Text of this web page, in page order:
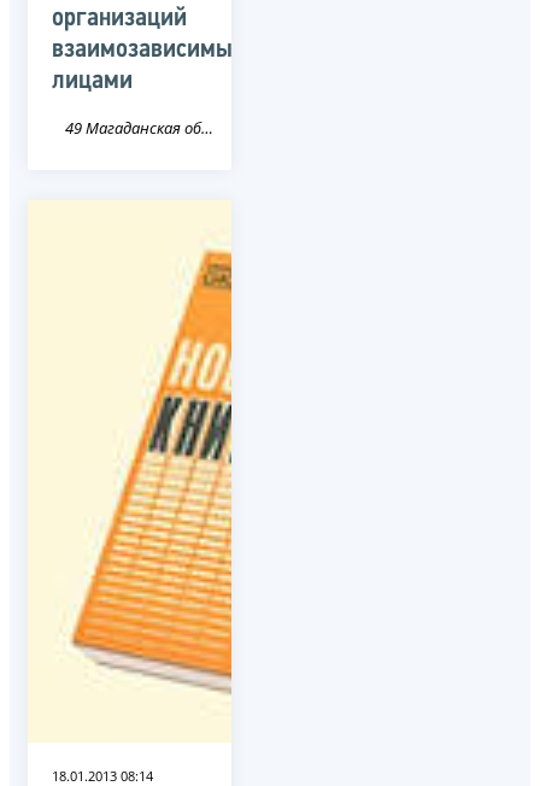
организаций
взаимозависимыми
лицами
49 Магаданская область
18.01.2013 08:14